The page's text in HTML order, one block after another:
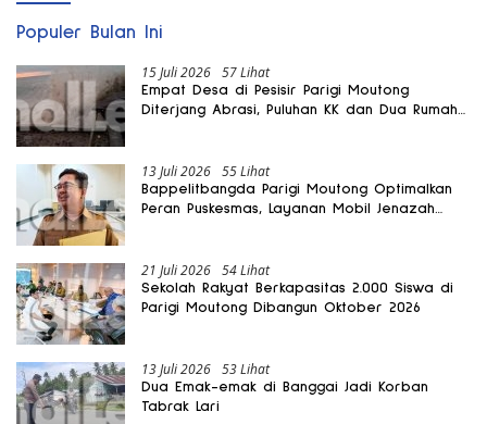
Populer Bulan Ini
15 Juli 2026 57 Lihat
Empat Desa di Pesisir Parigi Moutong
Diterjang Abrasi, Puluhan KK dan Dua Rumah
13 Juli 2026 55 Lihat
Bappelitbangda Parigi Moutong Optimalkan
Peran Puskesmas, Layanan Mobil Jenazah
21 Juli 2026 54 Lihat
Sekolah Rakyat Berkapasitas 2.000 Siswa di
Parigi Moutong Dibangun Oktober 2026
13 Juli 2026 53 Lihat
Dua Emak-emak di Banggai Jadi Korban
Tabrak Lari